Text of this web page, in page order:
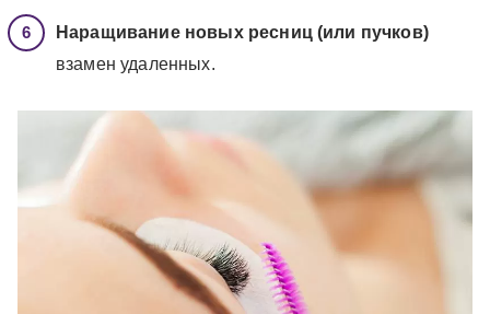
Наращивание новых ресниц (или пучков)
взамен удаленных.